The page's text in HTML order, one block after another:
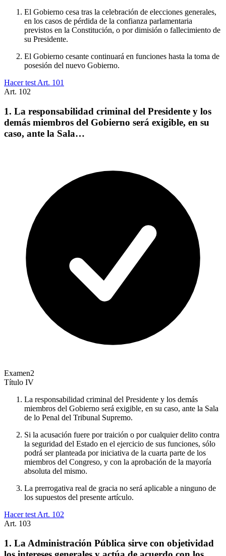
El Gobierno cesa tras la celebración de elecciones generales,
en los casos de pérdida de la confianza parlamentaria
previstos en la Constitución, o por dimisión o fallecimiento de
su Presidente.
El Gobierno cesante continuará en funciones hasta la toma de
posesión del nuevo Gobierno.
Hacer test Art. 101
Art. 102
1. La responsabilidad criminal del Presidente y los
demás miembros del Gobierno será exigible, en su
caso, ante la Sala…
Examen2
Título IV
La responsabilidad criminal del Presidente y los demás
miembros del Gobierno será exigible, en su caso, ante la Sala
de lo Penal del Tribunal Supremo.
Si la acusación fuere por traición o por cualquier delito contra
la seguridad del Estado en el ejercicio de sus funciones, sólo
podrá ser planteada por iniciativa de la cuarta parte de los
miembros del Congreso, y con la aprobación de la mayoría
absoluta del mismo.
La prerrogativa real de gracia no será aplicable a ninguno de
los supuestos del presente artículo.
Hacer test Art. 102
Art. 103
1. La Administración Pública sirve con objetividad